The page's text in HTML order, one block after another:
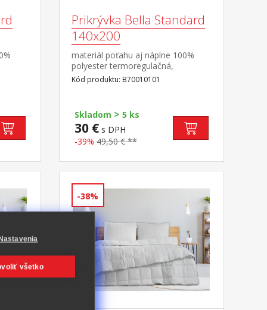
Prikrývka Bella Standard
140x200
materiál poťahu aj náplne 100%
polyester termoregulačná,
antibakteriálna, vhodná pre
alergikov elegantne prešitá prateľná
Kód produktu: B70010101
Skladom > 5 ks
30 €s DPH
-39% 49,50 € **
-38%
všetko